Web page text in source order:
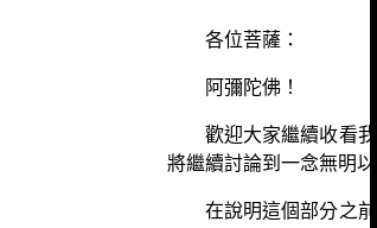
各位菩薩：
阿彌陀佛！
歡迎大家繼續收看
將繼續討論到一念無明
在說明這個部分之